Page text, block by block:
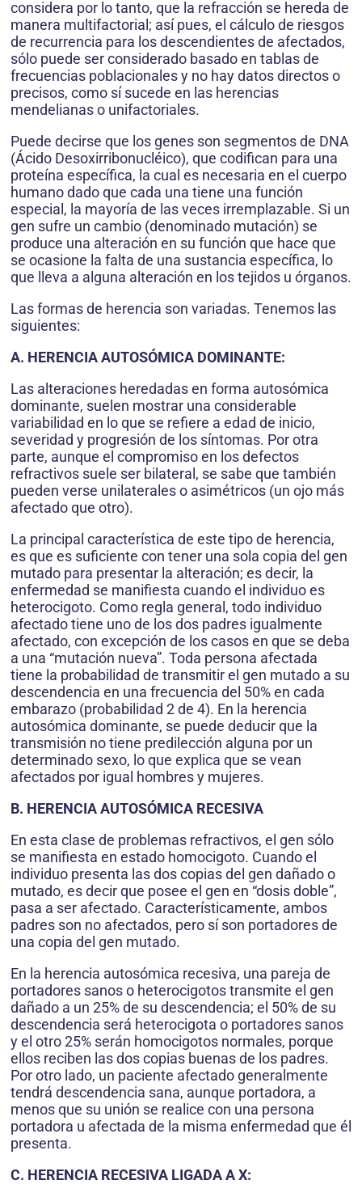
considera por lo tanto, que la refracción se hereda de
manera multifactorial; así pues, el cálculo de riesgos
de recurrencia para los descendientes de afectados,
sólo puede ser considerado basado en tablas de
frecuencias poblacionales y no hay datos directos o
precisos, como sí sucede en las herencias
mendelianas o unifactoriales.
Puede decirse que los genes son segmentos de DNA
(Ácido Desoxirribonucléico), que codifican para una
proteína específica, la cual es necesaria en el cuerpo
humano dado que cada una tiene una función
especial, la mayoría de las veces irremplazable. Si un
gen sufre un cambio (denominado mutación) se
produce una alteración en su función que hace que
se ocasione la falta de una sustancia específica, lo
que lleva a alguna alteración en los tejidos u órganos.
Las formas de herencia son variadas. Tenemos las
siguientes:
A. HERENCIA AUTOSÓMICA DOMINANTE:
Las alteraciones heredadas en forma autosómica
dominante, suelen mostrar una considerable
variabilidad en lo que se refiere a edad de inicio,
severidad y progresión de los síntomas. Por otra
parte, aunque el compromiso en los defectos
refractivos suele ser bilateral, se sabe que también
pueden verse unilaterales o asimétricos (un ojo más
afectado que otro).
La principal característica de este tipo de herencia,
es que es suficiente con tener una sola copia del gen
mutado para presentar la alteración; es decir, la
enfermedad se manifiesta cuando el individuo es
heterocigoto. Como regla general, todo individuo
afectado tiene uno de los dos padres igualmente
afectado, con excepción de los casos en que se deba
a una “mutación nueva”. Toda persona afectada
tiene la probabilidad de transmitir el gen mutado a su
descendencia en una frecuencia del 50% en cada
embarazo (probabilidad 2 de 4). En la herencia
autosómica dominante, se puede deducir que la
transmisión no tiene predilección alguna por un
determinado sexo, lo que explica que se vean
afectados por igual hombres y mujeres.
B. HERENCIA AUTOSÓMICA RECESIVA
En esta clase de problemas refractivos, el gen sólo
se manifiesta en estado homocigoto. Cuando el
individuo presenta las dos copias del gen dañado o
mutado, es decir que posee el gen en “dosis doble”,
pasa a ser afectado. Característicamente, ambos
padres son no afectados, pero sí son portadores de
una copia del gen mutado.
En la herencia autosómica recesiva, una pareja de
portadores sanos o heterocigotos transmite el gen
dañado a un 25% de su descendencia; el 50% de su
descendencia será heterocigota o portadores sanos
y el otro 25% serán homocigotos normales, porque
ellos reciben las dos copias buenas de los padres.
Por otro lado, un paciente afectado generalmente
tendrá descendencia sana, aunque portadora, a
menos que su unión se realice con una persona
portadora u afectada de la misma enfermedad que él
presenta.
C. HERENCIA RECESIVA LIGADA A X: